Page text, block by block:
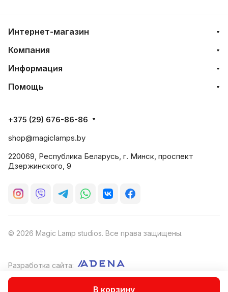
В корзину
Интернет-магазин
Компания
Информация
Помощь
+375 (29) 676-86-86
shop@magiclamps.by
220069, Республика Беларусь, г. Минск, проспект
Дзержинского, 9
© 2026 Magic Lamp studios. Все права защищены.
Разработка сайта: